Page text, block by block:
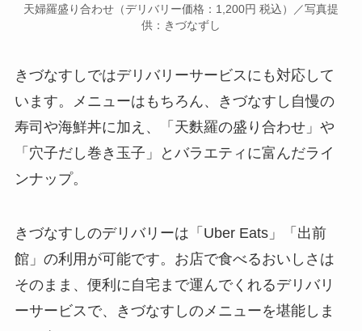
天婦羅盛り合わせ（デリバリー価格：1,200円 税込）／写真提
供：きづなずし
きづなすしではデリバリーサービスにも対応して
います。メニューはもちろん、きづなすし自慢の
寿司や海鮮丼に加え、「天麩羅の盛り合わせ」や
「穴子だし巻き玉子」とバラエティに富んだライ
ンナップ。
きづなすしのデリバリーは「Uber Eats」「出前
館」の利用が可能です。お店で食べるおいしさは
そのまま、便利に自宅まで運んでくれるデリバリ
ーサービスで、きづなすしのメニューを堪能しま